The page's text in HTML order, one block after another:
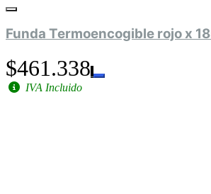
Funda Termoencogible rojo x
$461.338
IVA Incluido